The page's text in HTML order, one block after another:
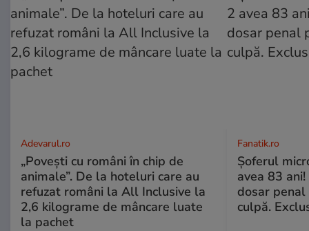
Adevarul.ro
„Povești cu români în chip de
animale”. De la hoteluri care au
refuzat români la All Inclusive la
2,6 kilograme de mâncare luate
la pachet
Fanatik.ro
Șoferul
avea 83
dosar
culpă.